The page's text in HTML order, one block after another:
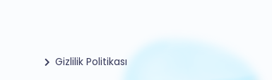
Gizlilik Politikası